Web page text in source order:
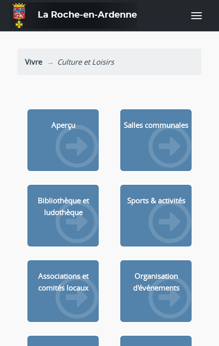
La Roche-en-Ardenne
Vivre Culture et Loisirs
Aperçu Salles communales
Bibliothèque et
ludothèque
Sports & activités
Associations et
comités locaux
Organisation
d'événements